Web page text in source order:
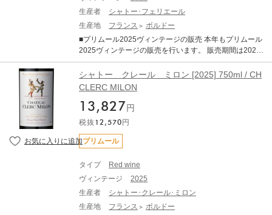
たします。 ※ご配送料はご購入状況に応じてご決済時に
加算となります。 ※TERRADA WINE STORAGEボトル
保管へのお届けも可能です。
味、精緻さが完璧なバランスで調和しています。 歴史的
な低収量でリリースの本数はこの30年の中でも最も少な
トレスなどが要因とされていますが、生産量が限定的な
ヴィンテージとなります。 赤ワインは総じて非常に品質
が良く、濃厚で骨格がありながらもエレガントで、純粋
な果実味を備えています。 タンニンは総じて量が多く、
長期熟成のポテンシャルの高さを強く感じさせます。 ま
ブドウ由来のアロマティックさと、早い収穫によって維
持された活き活きとした酸との対比が素晴らしい仕上が
で、申し分のない素晴らしいアロマとボディを備えてお
す。エチケットなど変更となる場合がございます。 ※説
明の内容はAI翻訳による和訳を掲載しております。 ※ク
ール便にてお届けいたします。 ※ご配送料はご購入状況
に応じてご決済時に加算となります。 ※TERRADA WIN
E STORAGEボトル保管へのお届けも可能です。
生産者
シャトー･フェリエール
生産地
フランス
ボルドー
■プリムール2025ヴィンテージの販売 本年もプリムール
2025ヴィンテージの販売を行います。 販売期間は2026
年7月21日17:00～11月30日までとなります。 ■商品につ
いて シャトー フェリエール [2025] 750ml ×1 ・WA (Wi
ne Advocate) ・JS （James Suckling） ■ボルドー2025
年について 2025年ヴィンテージは、近年の高糖度・高ア
ルコール化の傾向から一転し、「クラシックなアルコー
ル度数」と「完璧なバランス」、「エレガンス」が備わ
った、長期熟成ポテンシャルの秘めた素晴しいヴィンテ
ージとなりました。 6～8月の平均気温は過去10年平均を
大きく上回る暑く乾燥した夏でしたが、夜間に気温が下
熟感やオークの主張といった過剰な要素が極めて少なく
、濃縮感、フレッシュさ、タンニン、果実味、精緻さが
完璧なバランスで調和しています。 歴史的な低収量でリ
リースの本数はこの30年の中でも最も少ないレベルに落
シャトー クレール ミロン [2025] 750ml / CH
CLERC MILON
13,827 円
税抜 12,570 円
プリムール
タイプ
Red wine
ヴィンテージ
2025
生産者
シャトー･クレール･ミロン
生産地
フランス
ボルドー